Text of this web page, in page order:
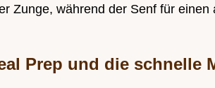
Zunge, während der Senf für einen
Prep und die schnelle